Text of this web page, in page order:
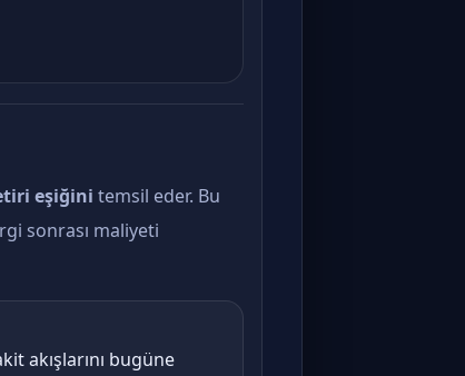
eşiğini temsil eder. Bu
sonrası maliyeti
akışlarını bugüne